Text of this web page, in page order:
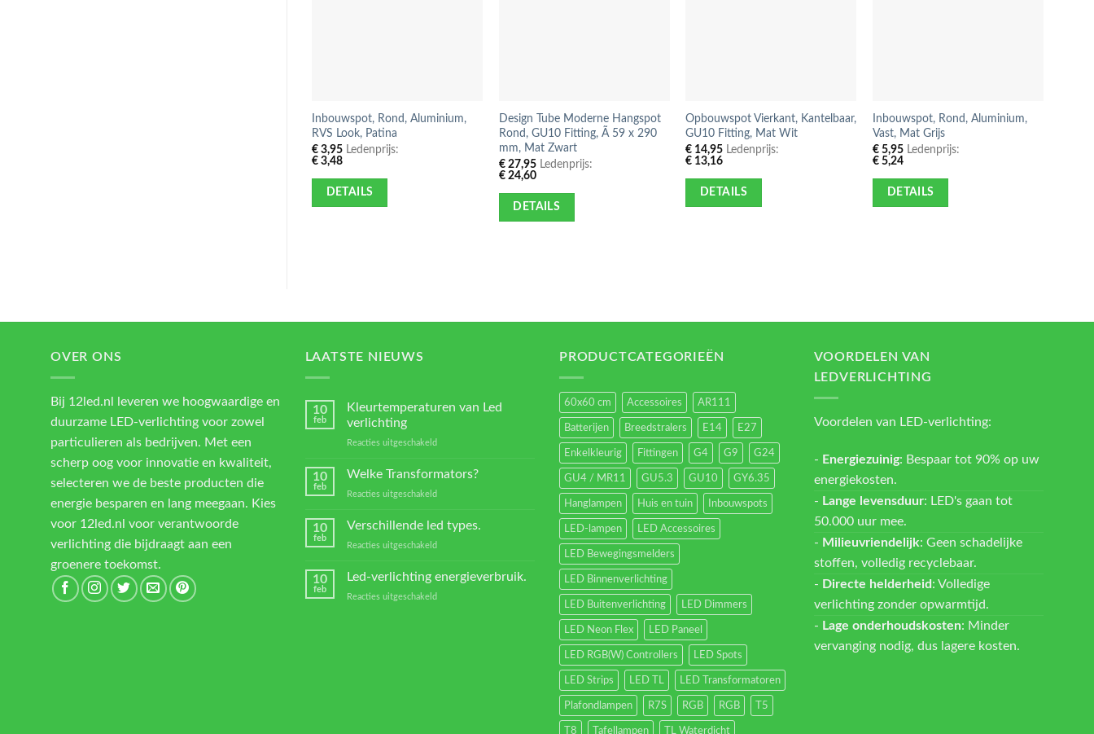
Inbouwspot, Rond, Aluminium,
RVS Look, Patina
€3,95Ledenprijs:
€3,48
DETAILS
Design Tube Moderne Hangspot
Rond, GU10 Fitting, Ã 59 x 290
mm, Mat Zwart
€27,95Ledenprijs:
€24,60
DETAILS
Opbouwspot Vierkant, Kantelbaar,
GU10 Fitting, Mat Wit
€ 14,95 Ledenprijs:
€ 13,16
DETAILS
Inbouwspot, Rond, Aluminium,
Vast, Mat Grijs
€ 5,95 Ledenprijs:
€ 5,24
DETAILS
OVER ONS
Bij 12led.nl leveren we hoogwaardige en
duurzame LED-verlichting voor zowel
particulieren als bedrijven. Met een
scherp oog voor innovatie en kwaliteit,
selecteren we de beste producten die
energie besparen en lang meegaan. Kies
voor 12led.nl voor verantwoorde
verlichting die bijdraagt aan een
groenere toekomst.
LAATSTE NIEUWS
10
feb
Kleurtemperaturen van Led
verlichting
Reacties uitgeschakeldvoor
verlichting
10
feb
Welke Transformators?
Reacties uitgeschakeldvoor
Transformators?
10
feb
Verschillende led types.
Reacties uitgeschakeldvoor
10
feb
Led-verlichting energieverbruik.
Reacties uitgeschakeldvoor
PRODUCTCATEGORIEËN
60x60 cm Accessoires AR111
Batterijen Breedstralers E14 E27
Enkelkleurig Fittingen G4 G9 G24
GU4 / MR11 GU5.3 GU10 GY6.35
Hanglampen Huis en tuin Inbouwspots
LED-lampen LED Accessoires
LED Bewegingsmelders
LED Binnenverlichting
LED Buitenverlichting LED Dimmers
LED Neon Flex LED Paneel
LED RGB(W) Controllers LED Spots
LED Strips LED TL LED Transformatoren
Plafondlampen R7S RGB RGB T5
T8 Tafellampen TL Waterdicht
VOORDELEN VAN
LEDVERLICHTING
Voordelen van LED-verlichting:
- Energiezuinig: Bespaar tot 90% op uw
energiekosten.
- Lange levensduur: LED's gaan tot
50.000 uur mee.
- Milieuvriendelijk: Geen schadelijke
stoffen, volledig recyclebaar.
- Directe helderheid : Volledige
verlichting zonder opwarmtijd.
- Lage onderhoudskosten: Minder
vervanging nodig, dus lagere kosten.